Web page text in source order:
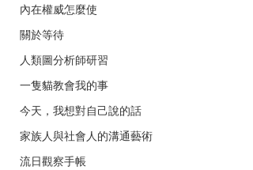
內在權威怎麼使
關於等待
人類圖分析師研習
一隻貓教會我的事
今天，我想對自己說的話
家族人與社會人的溝通藝術
流日觀察手帳